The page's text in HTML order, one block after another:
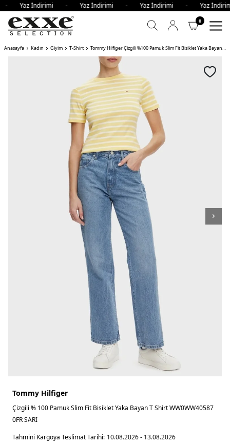
- Yaz İndirimi - Yaz İndirimi - Yaz İndirimi - Yaz
0
Anasayfa Kadın Giyim T-Shirt Tommy Hilfiger Çizgili %100 Pamuk Slim Fit Bisiklet Yaka Bayan T Shirt SARI
Tommy Hilfiger
Çizgili % 100 Pamuk Slim Fit Bisiklet Yaka Bayan T Shirt WW0WW40587
0FR SARI
Tahmini Kargoya Teslimat Tarihi: 10.08.2026 - 13.08.2026